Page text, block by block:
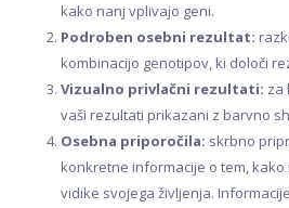
Pred nakupom
Testi DNA
Varovanje podatkov
kako nanj vplivajo geni.
Podroben osebni rezultat:
kombinacijo genotipov, ki določi
Vizualno privlačni rezultati: za
vaši rezultati prikazani z barvno
Osebna priporočila: skrbno
konkretne informacije o tem,
vidike svojega življenja.